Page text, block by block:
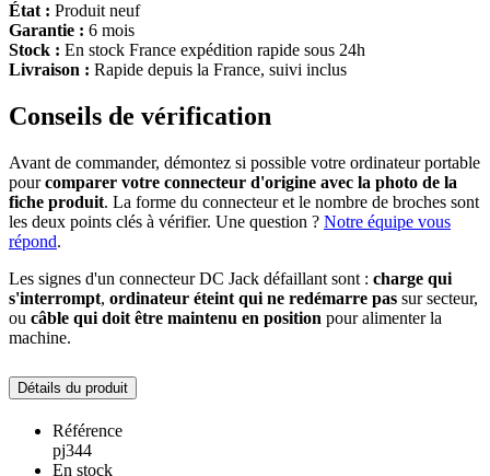
État : Produit neuf
Garantie : 6 mois
Stock : En stock France expédition rapide sous 24h
Livraison : Rapide depuis la France, suivi inclus
Conseils de vérification
Avant de commander, démontez si possible votre ordinateur portable
pourcomparer votre connecteur d'origine avec la photo de la
fiche produit. La forme du connecteur et le nombre de broches sont
les deux points clés à vérifier. Une question ? Notre équipe vous
répond.
Les signes d'un connecteur DC Jack défaillant sont : charge qui
s'interrompt, ordinateur éteint qui ne redémarre pas sur secteur,
ou câble qui doit être maintenu en position pour alimenter la
machine.
Détails du produit
Référence
pj344
En stock